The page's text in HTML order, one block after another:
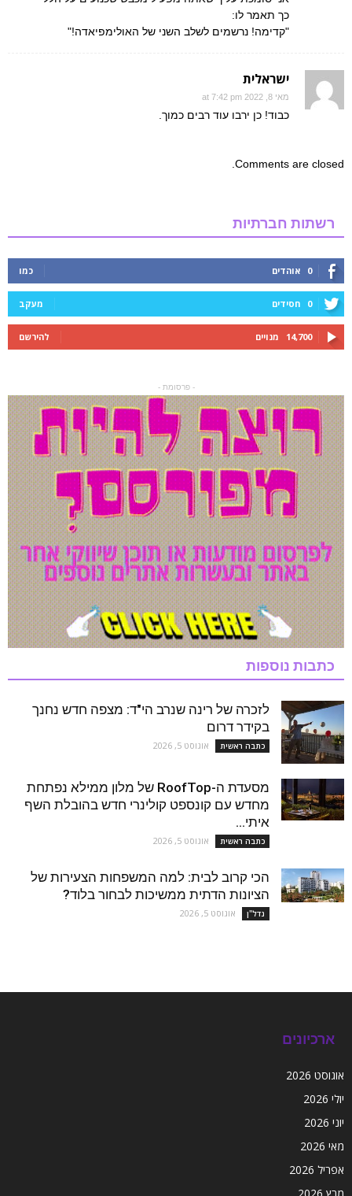
כך תאמר לו:
"קדימה! נרשמים לשלב השני של האולימפיאדה!"
ישראלית
מאי 8, 2022 at 7:42 pm
כבוד! כן ירבו עוד רבים כמוך.
Comments are closed.
רשתות חברתיות
0 אוהדים כמו
0 חסידים מעקב
14,700 מנויים להירשם
- פרסומת -
כתבות נוספות
לזכרה של רינה שנרב הי"ד: מצפה חדש נחנך
בקידר דרום
כתבה ראשית אוגוסט 5, 2026
מסעדת ה-RoofTop של מלון ממילא נפתחת
מחדש עם קונספט קולינרי חדש בהובלת השף
איתי...
כתבה ראשית אוגוסט 5, 2026
הכי קרוב לבית: למה המשפחות הצעירות של
הציונות הדתית ממשיכות לבחור בלוד?
נדל''ן אוגוסט 5, 2026
ארכיונים
אוגוסט 2026
יולי 2026
יוני 2026
מאי 2026
אפריל 2026
מרץ 2026